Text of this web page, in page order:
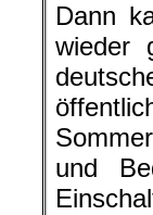
Dann
wieder
und